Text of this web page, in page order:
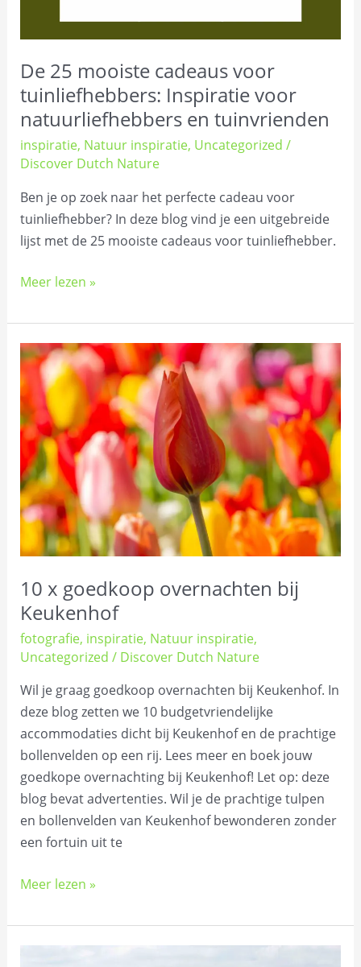
De 25 mooiste cadeaus voor
tuinliefhebbers: Inspiratie voor
natuurliefhebbers en tuinvrienden
inspiratie, Natuur inspiratie, Uncategorized /
Discover Dutch Nature
Ben je op zoek naar het perfecte cadeau voor
tuinliefhebber? In deze blog vind je een uitgebreide
lijst met de 25 mooiste cadeaus voor tuinliefhebber.
Meer lezen »
10 x goedkoop overnachten bij
Keukenhof
fotografie, inspiratie, Natuur inspiratie,
Uncategorized / Discover Dutch Nature
Wil je graag goedkoop overnachten bij Keukenhof. In
deze blog zetten we 10 budgetvriendelijke
accommodaties dicht bij Keukenhof en de prachtige
bollenvelden op een rij. Lees meer en boek jouw
goedkope overnachting bij Keukenhof! Let op: deze
blog bevat advertenties. Wil je de prachtige tulpen
en bollenvelden van Keukenhof bewonderen zonder
een fortuin uit te
10
x
goedkoop
overnachten
bij
Keukenhof
Meer lezen »